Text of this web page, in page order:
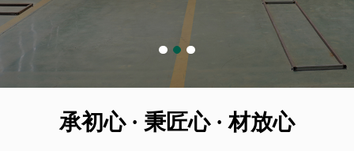
承初心 · 秉匠心 · 材放心